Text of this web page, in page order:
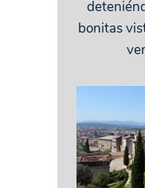
bonitas